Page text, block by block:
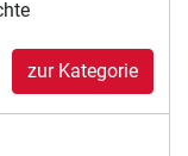
zur Kategorie